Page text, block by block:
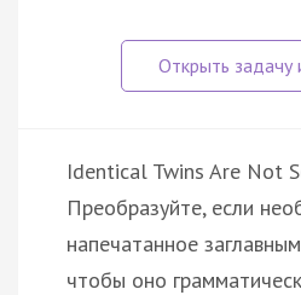
Identical Twins Are Not
Преобразуйте, если
напечатанное
чтобы оно